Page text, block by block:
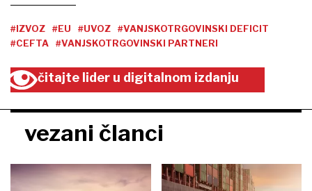
#IZVOZ #EU #UVOZ
#VANJSKOTRGOVINSKI DEFICIT
#CEFTA
#VANJSKOTRGOVINSKI PARTNERI
čitajte lider u digitalnom izdanju
vezani članci